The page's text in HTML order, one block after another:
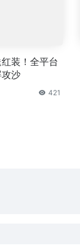
装！全平台
沙
421